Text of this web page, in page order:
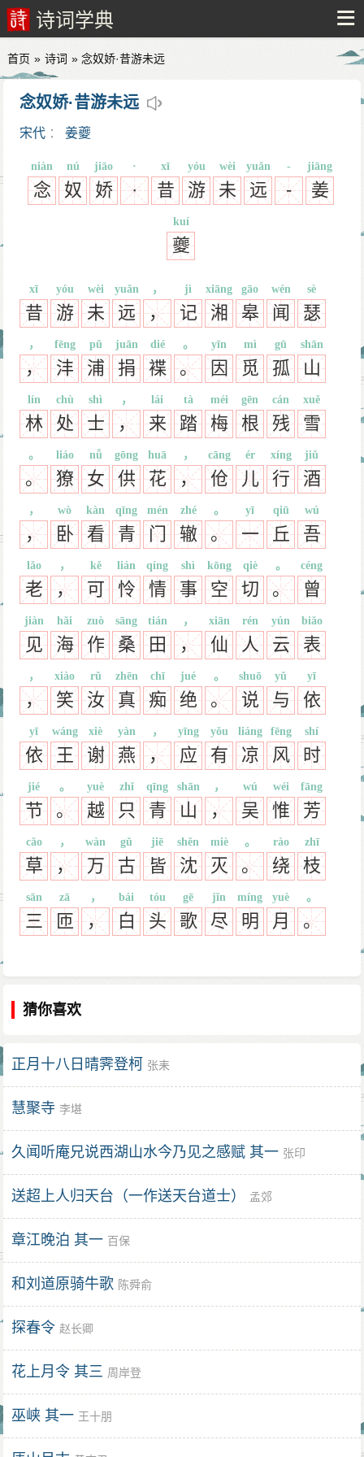
诗词学典
首页 » 诗词 » 念奴娇·昔游未远
念奴娇·昔游未远
宋代 ：姜夔
念
niàn
奴
nú
娇
jiāo
·
·
昔
xī
游
yóu
未
wèi
远
yuǎn
-
-
姜
jiāng
夔
kuí
昔
xī
游
yóu
未
wèi
远
yuǎn
，
，
记
jì
湘
xiāng
皋
gāo
闻
wén
瑟
sè
，
，
沣
fēng
浦
pǔ
捐
juān
褋
dié
。
。
因
yīn
觅
mì
孤
gū
山
shān
林
lín
处
chù
士
shì
，
，
来
lái
踏
tà
梅
méi
根
gēn
残
cán
雪
xuě
。
。
獠
liáo
女
nǚ
供
gōng
花
huā
，
，
伧
cāng
儿
ér
行
xíng
酒
jiǔ
，
，
卧
wò
看
kàn
青
qīng
门
mén
辙
zhé
。
。
一
yī
丘
qiū
吾
wú
老
lǎo
，
，
可
kě
怜
lián
情
qíng
事
shì
空
kōng
切
qiè
。
。
曾
céng
见
jiàn
海
hǎi
作
zuò
桑
sāng
田
tián
，
，
仙
xiān
人
rén
云
yún
表
biǎo
，
，
笑
xiào
汝
rǔ
真
zhēn
痴
chī
绝
jué
。
。
说
shuō
与
yǔ
依
yī
依
yī
王
wáng
谢
xiè
燕
yàn
，
，
应
yīng
有
yǒu
凉
liáng
风
fēng
时
shí
节
jié
。
。
越
yuè
只
zhǐ
青
qīng
山
shān
，
，
吴
wú
惟
wéi
芳
fāng
草
cǎo
，
，
万
wàn
古
gǔ
皆
jiē
沈
shěn
灭
miè
。
。
绕
rào
枝
zhī
三
sān
匝
zā
，
，
白
bái
头
tóu
歌
gē
尽
jǐn
明
míng
月
yuè
。
。
猜你喜欢
正月十八日晴霁登柯 张耒
慧聚寺 李堪
久闻听庵兄说西湖山水今乃见之感赋 其一 张印
送超上人归天台（一作送天台道士） 孟郊
章江晚泊 其一 百保
和刘道原骑牛歌 陈舜俞
探春令 赵长卿
花上月令 其三 周岸登
巫峡 其一 王十朋